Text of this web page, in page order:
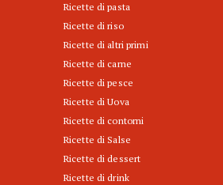
Ricette di pasta
Ricette di riso
Ricette di altri primi
Ricette di carne
Ricette di pesce
Ricette di Uova
Ricette di contorni
Ricette di Salse
Ricette di dessert
Ricette di drink